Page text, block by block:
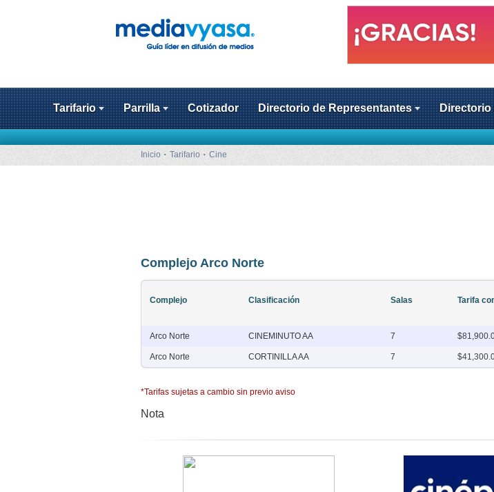
Tarifario Parrilla Cotizador Directorio de Representantes Directorio
Inicio Tarifario Cine
Complejo Arco Norte
Complejo Clasificación Salas Tarifa
Arco Norte CINEMINUTO AA 7
Arco Norte CORTINILLA AA 7
*Tarifas sujetas a cambio sin previo aviso
Nota